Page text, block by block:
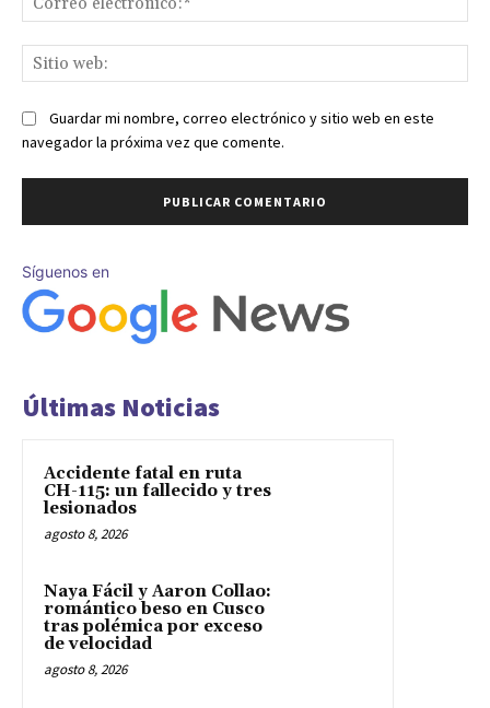
Guardar mi nombre, correo electrónico y sitio web en este
navegador la próxima vez que comente.
Síguenos en
Últimas Noticias
Accidente fatal en ruta
CH-115: un fallecido y tres
lesionados
agosto 8, 2026
Naya Fácil y Aaron Collao:
romántico beso en Cusco
tras polémica por exceso
de velocidad
agosto 8, 2026